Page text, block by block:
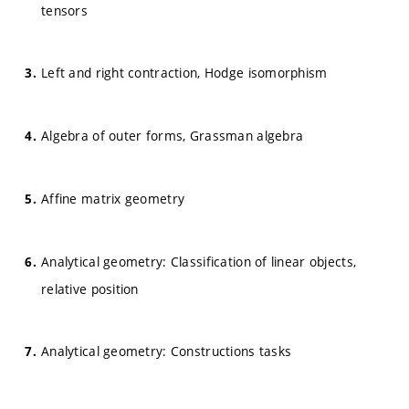
tensors
Left and right contraction, Hodge isomorphism
Algebra of outer forms, Grassman algebra
Affine matrix geometry
Analytical geometry: Classification of linear objects,
relative position
Analytical geometry: Constructions tasks